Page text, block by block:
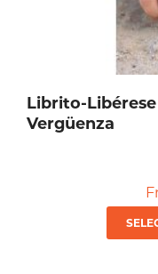
Librito-
Vergüenza